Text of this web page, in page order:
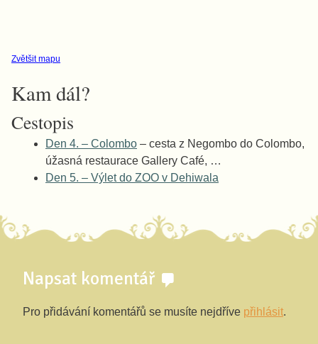
Zvětšit mapu
Kam dál?
Cestopis
Den 4. – Colombo – cesta z Negombo do Colombo,
úžasná restaurace Gallery Café, …
Den 5. – Výlet do ZOO v Dehiwala
Napsat komentář
Pro přidávání komentářů se musíte nejdříve přihlásit.